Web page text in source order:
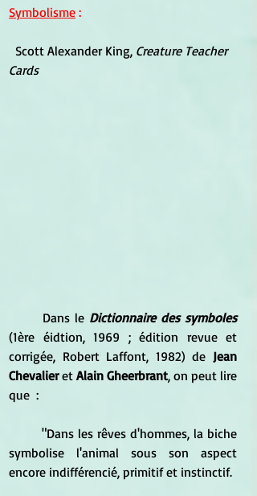
Symbolisme :
  Scott Alexander King,
Creature Teacher
Cards
	Dans le
Dictionnaire des symboles
(1ère éidtion, 1969 ; édition revue et
corrigée, Robert Laffont, 1982) de Jean
Chevalier et Alain Gheerbrant, on peut lire
que  :
symbolise l'animal sous son aspect
encore indifférencié, primitif et instinctif.